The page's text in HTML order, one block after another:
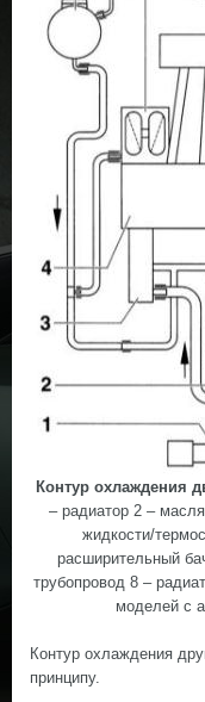
Контур охлаждения
– радиатор 2 –
жидкости/
расширительный
трубопровод 8 –
моделей с
Контур охлаждения
принципу.